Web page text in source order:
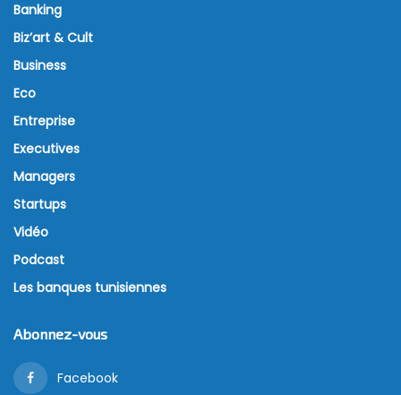
Banking
Biz’art & Cult
Business
Eco
Entreprise
Executives
Managers
Startups
Vidéo
Podcast
Les banques tunisiennes
Abonnez-vous
Facebook